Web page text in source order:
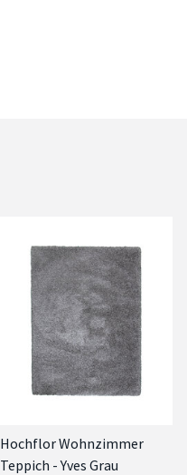
Hochflor Wohnzimmer
Teppich - Yves Grau